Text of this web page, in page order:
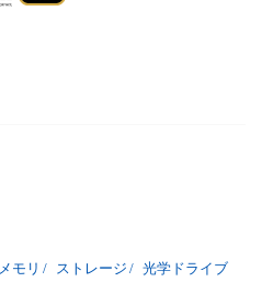
メモリ / ストレージ / 光学ドライブ